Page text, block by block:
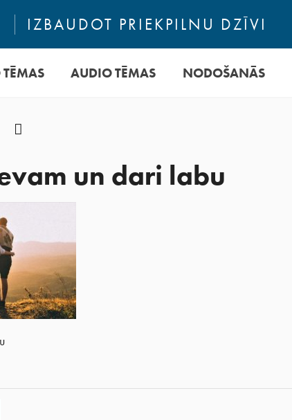
IZBAUDOT PRIEKPILNU DZĪVI
AUDIO TĒMAS NODOŠANĀS
YouTube
un dari labu